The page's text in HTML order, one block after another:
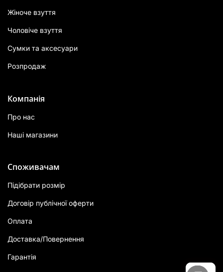
Жіноче взуття
Чоловіче взуття
Сумки та аксесуари
Розпродаж
Компанія
Про нас
Наші магазини
Споживачам
Підібрати розмір
Договір публічної оферти
Оплата
Доставка/Повернення
Гарантія